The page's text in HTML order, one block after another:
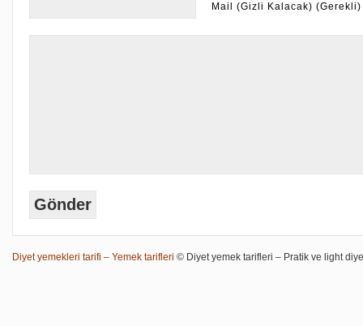
Mail (Gizli Kalacak) (Gerekli)
Diyet yemekleri tarifi – Yemek tarifleri © Diyet yemek tarifleri – Pratik ve light